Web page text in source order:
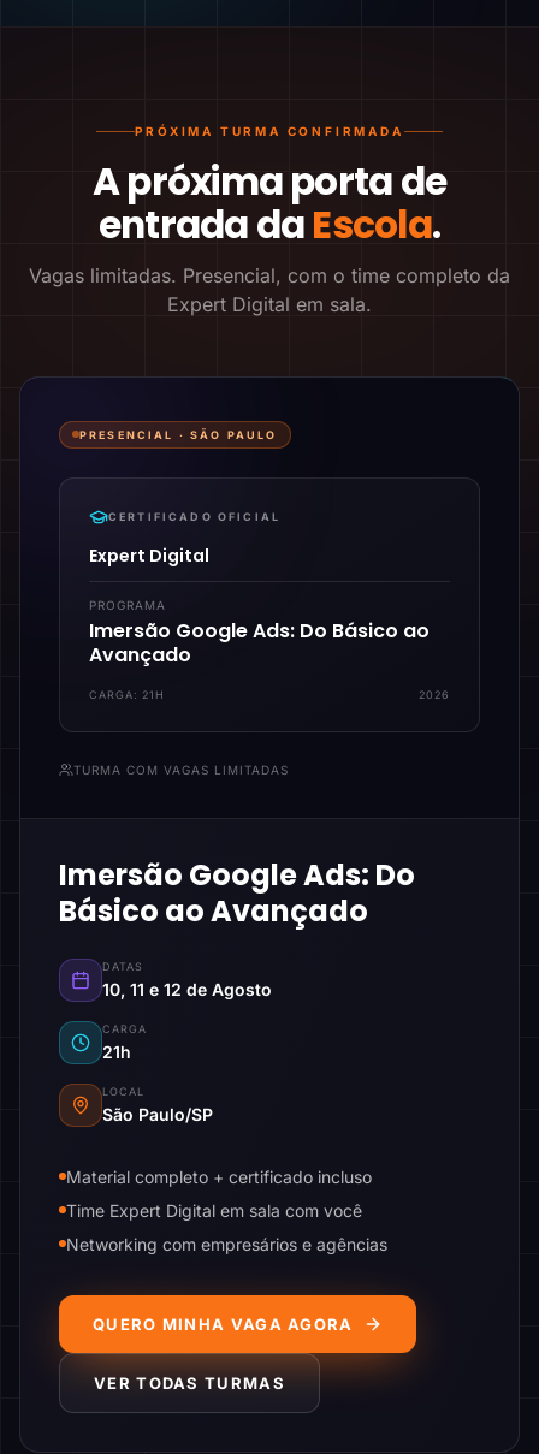
PRÓXIMA TURMA CONFIRMADA
A próxima porta de
entrada daEscola.
Vagas limitadas. Presencial, com o time completo da
Expert Digital em sala.
PRESENCIAL ·SÃO PAULO
CERTIFICADO OFICIAL
Expert Digital
PROGRAMA
Imersão Google Ads: Do Básico ao
Avançado
CARGA: 21H 2026
TURMA COM VAGAS LIMITADAS
Imersão Google Ads: Do
Básico ao Avançado
DATAS
10, 11 e 12 de Agosto
CARGA
21h
LOCAL
São Paulo/SP
Material completo + certificado incluso
Time Expert Digital em sala com você
Networking com empresários e agências
QUERO MINHA VAGA AGORA
VER TODAS TURMAS